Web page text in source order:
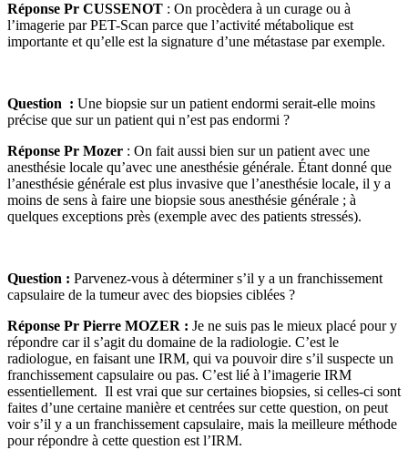
Réponse Pr CUSSENOT : On procèdera à un curage ou à
l’imagerie par PET-Scan parce que l’activité métabolique est
importante et qu’elle est la signature d’une métastase par exemple.
Question : Une biopsie sur un patient endormi serait-elle moins
précise que sur un patient qui n’est pas endormi ?
Réponse Pr Mozer : On fait aussi bien sur un patient avec une
anesthésie locale qu’avec une anesthésie générale. Étant donné que
l’anesthésie générale est plus invasive que l’anesthésie locale, il y a
moins de sens à faire une biopsie sous anesthésie générale ; à
quelques exceptions près (exemple avec des patients stressés).
Question : Parvenez-vous à déterminer s’il y a un franchissement
capsulaire de la tumeur avec des biopsies ciblées ?
Réponse Pr Pierre MOZER : Je ne suis pas le mieux placé pour y
répondre car il s’agit du domaine de la radiologie. C’est le
radiologue, en faisant une IRM, qui va pouvoir dire s’il suspecte un
franchissement capsulaire ou pas. C’est lié à l’imagerie IRM
essentiellement. Il est vrai que sur certaines biopsies, si celles-ci sont
faites d’une certaine manière et centrées sur cette question, on peut
voir s’il y a un franchissement capsulaire, mais la meilleure méthode
pour répondre à cette question est l’IRM.